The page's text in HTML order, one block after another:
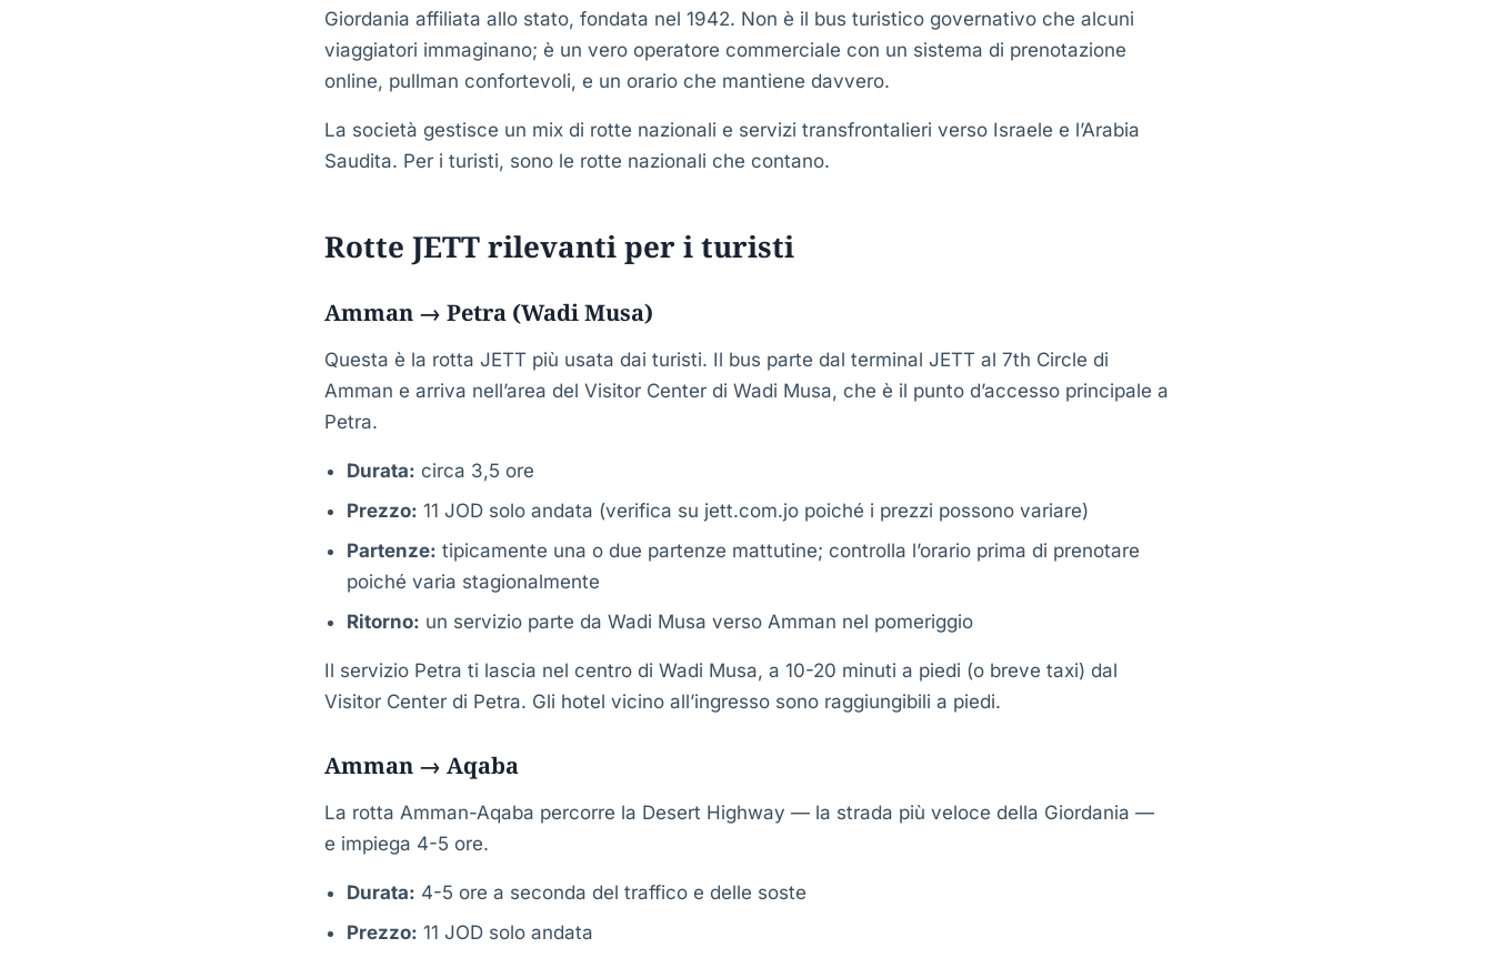
Giordania affiliata allo stato, fondata nel 1942. Non è il bus turistico governativo che alcuni
viaggiatori immaginano; è un vero operatore commerciale con un sistema di prenotazione
online, pullman confortevoli, e un orario che mantiene davvero.
La società gestisce un mix di rotte nazionali e servizi transfrontalieri verso Israele e l’Arabia
Saudita. Per i turisti, sono le rotte nazionali che contano.
Rotte JETT rilevanti per i turisti
Amman → Petra (Wadi Musa)
Questa è la rotta JETT più usata dai turisti. Il bus parte dal terminal JETT al 7th Circle di
Amman e arriva nell’area del Visitor Center di Wadi Musa, che è il punto d’accesso principale a
Petra.
Durata: circa 3,5 ore
Prezzo: 11 JOD solo andata (verifica su jett.com.jo poiché i prezzi possono variare)
Partenze: tipicamente una o due partenze mattutine; controlla l’orario prima di prenotare
poiché varia stagionalmente
Ritorno: un servizio parte da Wadi Musa verso Amman nel pomeriggio
Il servizio Petra ti lascia nel centro di Wadi Musa, a 10-20 minuti a piedi (o breve taxi) dal
Visitor Center di Petra. Gli hotel vicino all’ingresso sono raggiungibili a piedi.
Amman → Aqaba
La rotta Amman-Aqaba percorre la Desert Highway — la strada più veloce della Giordania —
e impiega 4-5 ore.
Durata: 4-5 ore a seconda del traffico e delle soste
Prezzo: 11 JOD solo andata